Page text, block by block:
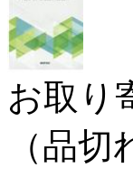
お取り
（品